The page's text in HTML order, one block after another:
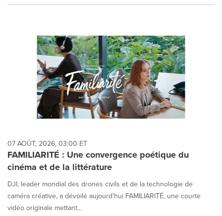
07 AOÛT, 2026, 03:00 ET
FAMILIARITÉ : Une convergence poétique du
cinéma et de la littérature
DJI, leader mondial des drones civils et de la technologie de
caméra créative, a dévoilé aujourd'hui FAMILIARITÉ, une courte
vidéo originale mettant...